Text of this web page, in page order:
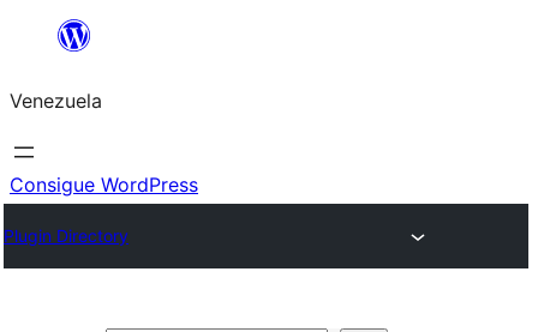
Saltar
contenido
Venezuela
Consigue WordPress
Plugin Directory